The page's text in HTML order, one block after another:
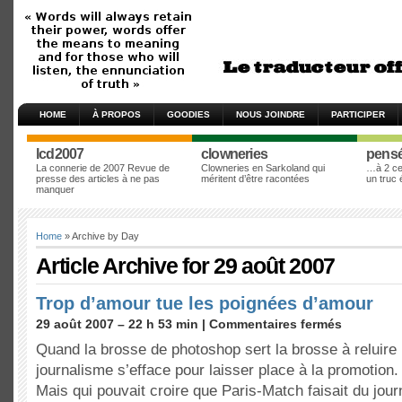
HOME À PROPOS GOODIES NOUS JOINDRE PARTICIPER
lcd2007
La connerie de 2007 Revue de
presse des articles à ne pas
manquer
clowneries
Clowneries en Sarkoland qui
méritent d’être racontées
…à 2
un truc
Home » Archive by Day
Article Archive for 29 août 2007
Trop d’amour tue les poignées d’amour
29 août 2007 – 22 h 53 min | Commentaires fermés
Quand la brosse de photoshop sert la brosse à
journalisme s’efface pour laisser place à la promotion.
Mais qui pouvait croire que Paris-Match faisait du